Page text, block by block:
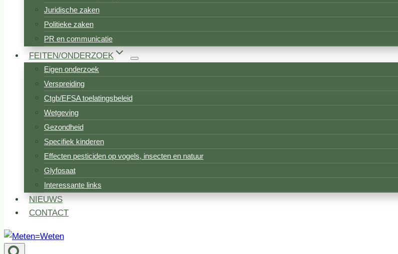
Juridische zaken
Politieke zaken
PR en communicatie
FEITEN/ONDERZOEK
Eigen onderzoek
Verspreiding
Ctgb/EFSA toelatingsbeleid
Wetgeving
Gezondheid
Specifiek kinderen
Effecten pesticiden op vogels, insecten en natuur
Glyfosaat
Interessante links
NIEUWS
CONTACT